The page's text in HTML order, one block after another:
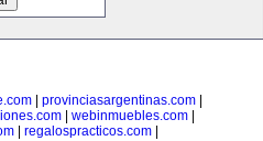
| provinciasargentinas.com|
webinmuebles.com
regalospracticos.com